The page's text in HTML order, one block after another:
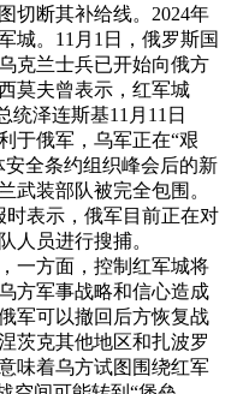
切断其补给线。2024年
城。11月1日，俄罗斯国
克兰士兵已开始向俄方
莫夫曾表示，红军城
统泽连斯基11月11日
于俄军，乌军正在“艰
安全条约组织峰会后的新
武装部队被完全包围。
时表示，俄军目前正在对
人员进行搜捕。
方面，控制红军城将
方军事战略和信心造成
军可以撤回后方恢复战
茨克其他地区和扎波罗
味着乌方试图围绕红军